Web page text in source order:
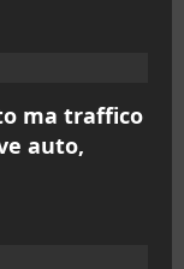
ma traffico
auto,